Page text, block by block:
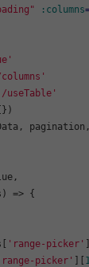
:columns
useTable'
,
) => {
'range-picker'
picker' ][ 1